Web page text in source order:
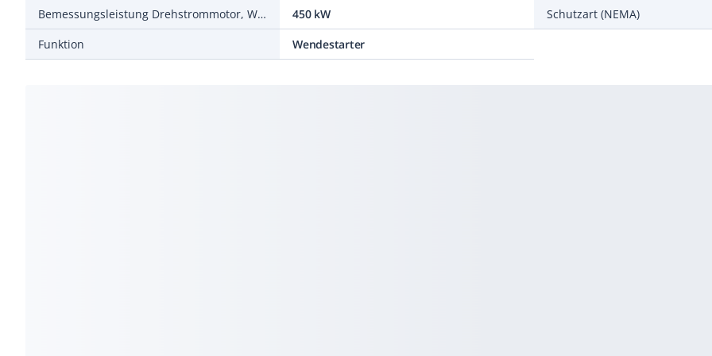
Bemessungsleistung Drehstrommotor, Wurzel-3-Schaltung, bei 400 V
450 kW
Funktion
Wendestarter
Schutzart (NEMA)